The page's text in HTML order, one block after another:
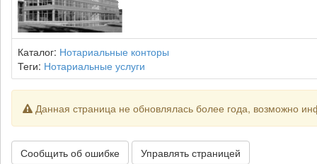
Каталог: Нотариальные конторы
Теги: Нотариальные услуги
Данная страница не обновлялась более года, возможно
Сообщить об ошибке Управлять страницей